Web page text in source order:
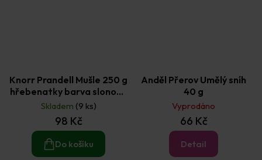
Knorr Prandell Mušle 250 g
hřebenatky barva slonové
kosti (mix celé + úlomky)
Skladem (9 ks)
98 Kč
Do košíku
Anděl Přerov Umělý sníh
40 g
Vyprodáno
66 Kč
Detail